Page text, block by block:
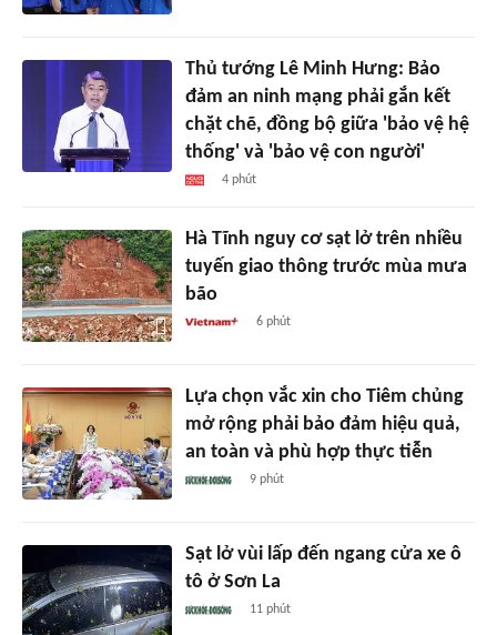
Thủ tướng Lê Minh Hưng: Bảo
đảm an ninh mạng phải gắn kết
chặt chẽ, đồng bộ giữa 'bảo vệ hệ
thống' và 'bảo vệ con người'
4 phút
Hà Tĩnh nguy cơ sạt lở trên nhiều
tuyến giao thông trước mùa mưa
bão
6 phút
Lựa chọn vắc xin cho Tiêm chủng
mở rộng phải bảo đảm hiệu quả,
an toàn và phù hợp thực tiễn
9 phút
Sạt lở vùi lấp đến ngang cửa xe ô
tô ở Sơn La
11 phút